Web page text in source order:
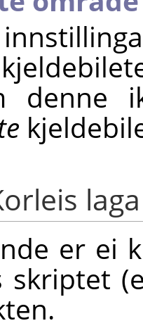
denne
er ei
skriptet